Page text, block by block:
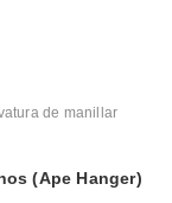
de manillar
(Ape Hanger)